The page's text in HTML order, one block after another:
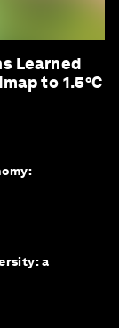
Learned
to 1.5°C
a